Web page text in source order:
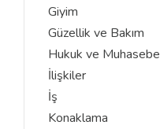
Giyim
Güzellik ve Bakım
Hukuk ve Muhasebe
İlişkiler
İş
Konaklama